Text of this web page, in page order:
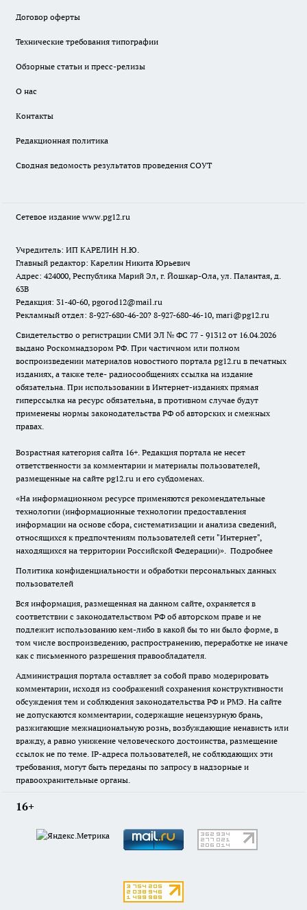
Договор оферты
Технические требования типографии
Обзорные статьи и пресс-релизы
О нас
Контакты
Редакционная политика
Сводная ведомость результатов проведения СОУТ
Сетевое издание www.pg12.ru
Учредитель: ИП КАРЕЛИН Н.Ю.
Главный редактор: Карелин Никита Юрьевич
Адрес: 424000, Республика Марий Эл, г. Йошкар-Ола, ул. Палантая, д.
63В
Редакция: 31-40-60, pgorod12@mail.ru
Рекламный отдел: 8-927-680-46-20? 8-927-680-46-10, mari@pg12.ru
Свидетельство о регистрации СМИ ЭЛ № ФС 77 - 91312 от 16.04.2026
выдано Роскомнадзором РФ. При частичном или полном
воспроизведении материалов новостного портала pg12.ru в печатных
изданиях, а также теле- радиосообщениях ссылка на издание
обязательна. При использовании в Интернет-изданиях прямая
гиперссылка на ресурс обязательна, в противном случае будут
применены нормы законодательства РФ об авторских и смежных
правах.
Возрастная категория сайта 16+. Редакция портала не несет
ответственности за комментарии и материалы пользователей,
размещенные на сайте pg12.ru и его субдоменах.
«На информационном ресурсе применяются рекомендательные
технологии (информационные технологии предоставления
информации на основе сбора, систематизации и анализа сведений,
относящихся к предпочтениям пользователей сети "Интернет",
находящихся на территории Российской Федерации)». Подробнее
Политика конфиденциальности и обработки персональных данных
пользователей
Вся информация, размещенная на данном сайте, охраняется в
соответствии с законодательством РФ об авторском праве и не
подлежит использованию кем-либо в какой бы то ни было форме, в
том числе воспроизведению, распространению, переработке не иначе
как с письменного разрешения правообладателя.
Администрация портала оставляет за собой право модерировать
комментарии, исходя из соображений сохранения конструктивности
обсуждения тем и соблюдения законодательства РФ и РМЭ. На сайте
не допускаются комментарии, содержащие нецензурную брань,
разжигающие межнациональную рознь, возбуждающие ненависть или
вражду, а равно унижение человеческого достоинства, размещение
ссылок не по теме. IP-адреса пользователей, не соблюдающих эти
требования, могут быть переданы по запросу в надзорные и
правоохранительные органы.
16+